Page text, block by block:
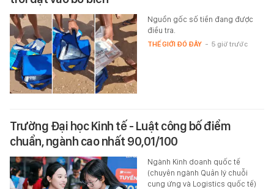
Nguồn gốc số tiền đang được
điều tra.
THẾ GIỚI ĐÓ ĐÂY - 5 giờ trước
Trường Đại học Kinh tế - Luật công bố điểm
chuẩn, ngành cao nhất 90,01/100
Ngành Kinh doanh quốc tế
(chuyên ngành Quản lý chuỗi
cung ứng và Logistics quốc tế)